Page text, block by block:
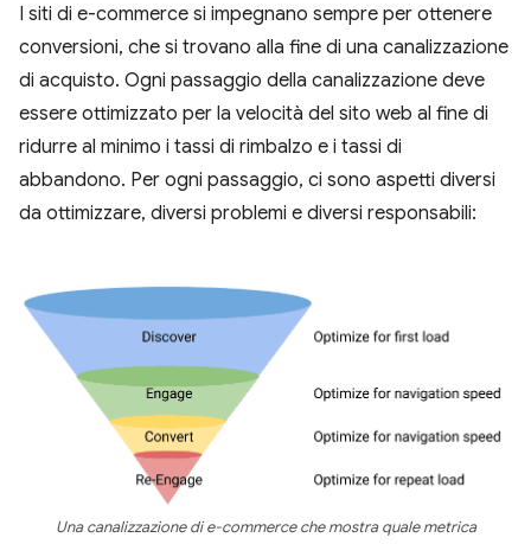
I siti di e-commerce si impegnano sempre per ottenere
conversioni, che si trovano alla fine di una canalizzazione
di acquisto. Ogni passaggio della canalizzazione deve
essere ottimizzato per la velocità del sito web al fine di
ridurre al minimo i tassi di rimbalzo e i tassi di
abbandono. Per ogni passaggio, ci sono aspetti diversi
da ottimizzare, diversi problemi e diversi responsabili:
Una canalizzazione di e-commerce che mostra quale metrica